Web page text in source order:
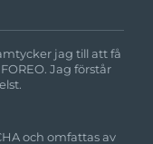
jag till att få
Jag förstår
och omfattas av